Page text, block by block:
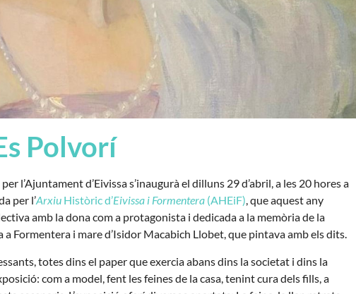
Polvorí
l’Ajuntament d’Eivissa s’inaugurà el dilluns 29 d’abril, a les 20 hores a
per l’Arxiu Històric d’Eivissa i Formentera (AHEiF), que aquest any
amb la dona com a protagonista i dedicada a la memòria de la
a Formentera i mare d’Isidor Macabich Llobet, que pintava amb els dits.
totes dins el paper que exercia abans dins la societat i dins la
com a model, fent les feines de la casa, tenint cura dels fills, a